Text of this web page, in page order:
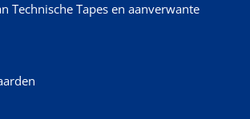
Technische Tapes en aanverwante